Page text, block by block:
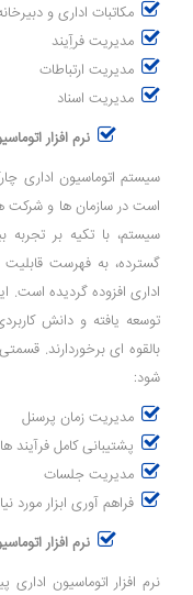
مکاتبات اداری و
مدیریت فرآِیند
مدیریت ارتباطات
مدیریت اسناد
نرم افزار
سیستم اتوماسیون اداری
است در سازمان ‌ها و شرکت
سیستم، با تکیه بر
گسترده، به فهرست قابلیت‌
اداری افزوده گردیده است.
توسعه یافته و دانش
بالقوه ‌ای برخوردارند.
شود:
مدیریت زمان پرسنل
پشتیبانی کامل فرآیند ها
مدیریت جلسات
فراهم آوری ابزار مورد
نرم افزار
نرم ‌افزار اتوماسیون